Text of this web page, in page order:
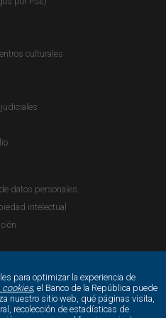
m
para optimizar la experiencia de
cookies, el Banco de la República puede
nuestro sitio web, qué páginas visita,
recolección de estadísticas de
culturales
datos personales
intelectual
SOCIALES: